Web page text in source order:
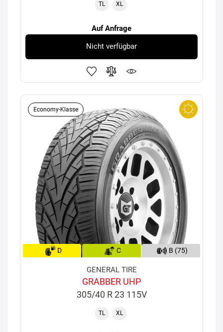
TL XL
Auf Anfrage
Nicht verfügbar
Economy-Klasse
D C B (75)
GENERAL TIRE
GRABBER UHP
305/40 R 23 115V
TL XL